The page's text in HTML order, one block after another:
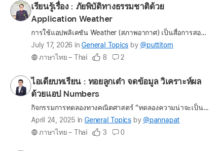
Results
Profile
for
เรียนรู้เรื่อง : ภัยพิบัติทางธรรมชาติด้วย
Application Weather
การใช้แอปพลิเคชัน Weather (สภาพอากาศ) เป็นสื่อการสอนเรื่อง "ภัยพิบัติทางธรรมชาติ" เป็นไอเดียที่ยอดเยี่ยมและสร้างสรรค์มากครับ! เพราะนี่คือการเปลี่ยน iPad ในมือเด็ก ๆ ให้กลายเป็น "ห้องแล็บภูมิศาสตร์เคล…
Latest
update
question
July 17, 2026 in General Topics by @puttitorn
ภาษาไทย – Thai
8 2
Profile
for
ไอเดียบทเรียน : ทอยลูกเต๋า จดข้อมูล วิเคราะห์ผล
ด้วยแอป Numbers
กิจกรรมการทดลองทางคณิตศาสตร์ “ทดลองความน่าจะเป็นของการทอยเต๋า” เพื่อศึกษาแนวคิดเรื่องความน่าจะเป็น (Possibility/Probability) ผ่านการเก็บข้อมูลจากการทดลองจริง โดยนำเทคโนโลยีแอป Numbers บน iPad หรือ Ma…
Latest
update
April 24, 2025 in General Topics by @pannapat
ภาษาไทย – Thai
3 0